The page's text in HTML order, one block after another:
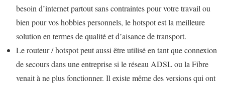
besoin d’internet partout sans contraintes pour votre travail ou
bien pour vos hobbies personnels, le hotspot est la meilleure
solution en termes de qualité et d’aisance de transport.
Le routeur / hotspot peut aussi être utilisé en tant que connexion
de secours dans une entreprise si le réseau ADSL ou la Fibre
venait à ne plus fonctionner. Il existe même des versions qui ont